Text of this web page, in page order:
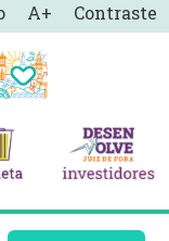
A+ Contraste